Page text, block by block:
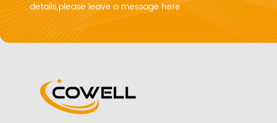
details,please leave a message here